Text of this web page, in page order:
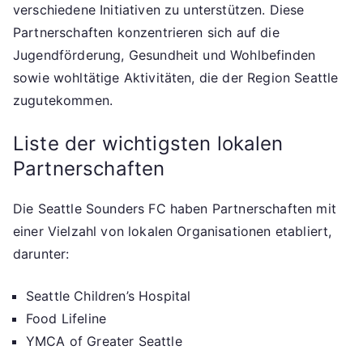
verschiedene Initiativen zu unterstützen. Diese
Partnerschaften konzentrieren sich auf die
Jugendförderung, Gesundheit und Wohlbefinden
sowie wohltätige Aktivitäten, die der Region Seattle
zugutekommen.
Liste der wichtigsten lokalen
Partnerschaften
Die Seattle Sounders FC haben Partnerschaften mit
einer Vielzahl von lokalen Organisationen etabliert,
darunter:
Seattle Children’s Hospital
Food Lifeline
YMCA of Greater Seattle